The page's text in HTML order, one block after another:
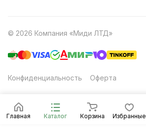
Главная Каталог Корзина Избранные
© 2026 Компания «Миди ЛТД»
Конфиденциальность Оферта